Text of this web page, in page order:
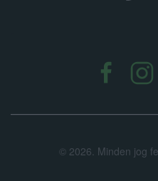
© 2026. Minden jog